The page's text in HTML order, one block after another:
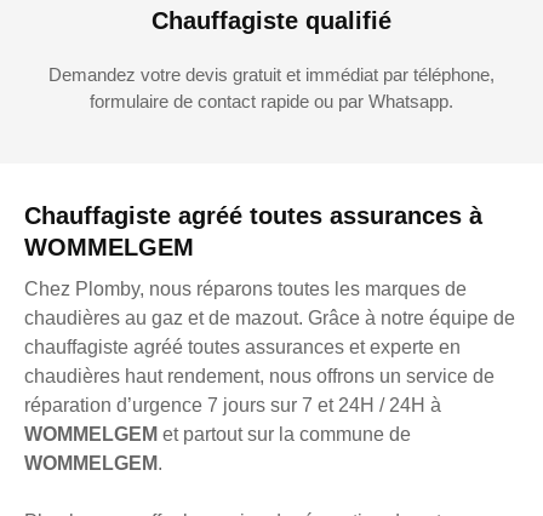
Chauffagiste agréé toutes assurances à
WOMMELGEM
Chez Plomby, nous réparons toutes les marques de
chaudières au gaz et de mazout. Grâce à notre équipe de
chauffagiste agréé toutes assurances et experte en
chaudières haut rendement, nous offrons un service de
réparation d’urgence 7 jours sur 7 et 24H / 24H à
WOMMELGEM et partout sur la commune de
WOMMELGEM.
Chauffagiste qualifié
Demandez votre devis gratuit et immédiat par téléphone,
formulaire de contact rapide ou par Whatsapp.